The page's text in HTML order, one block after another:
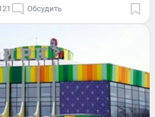
Обсудить